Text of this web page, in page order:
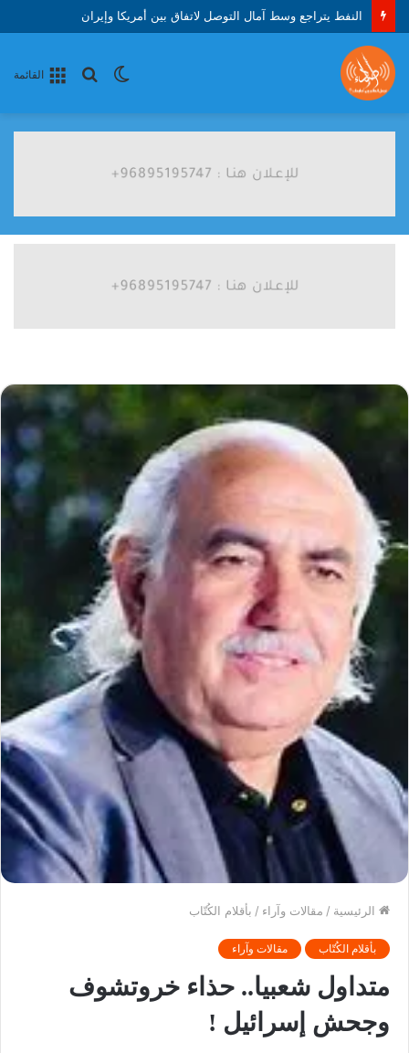
القائمة
بحث الوضع
الرئيسية / مقالات وآراء / بأقلام الكُتّاب
بأقلام الكُتّاب مقالات وآراء
متداول شعبيا.. حذاء خروتشوف
وجحش إسرائيل !